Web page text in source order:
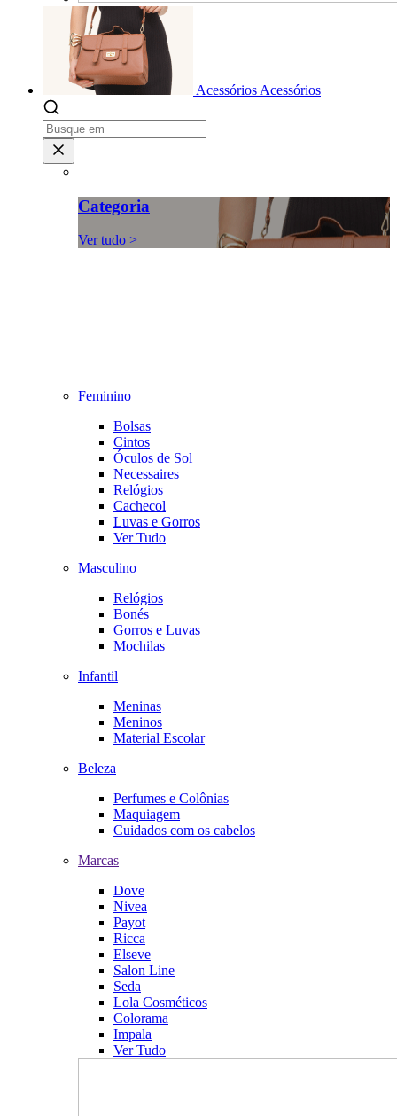
Acessórios Acessórios
Categoria
Ver tudo >
Feminino
Bolsas
Cintos
Óculos de Sol
Necessaires
Relógios
Cachecol
Luvas e Gorros
Ver Tudo
Masculino
Relógios
Bonés
Gorros e Luvas
Mochilas
Infantil
Meninas
Meninos
Material Escolar
Beleza
Perfumes e Colônias
Maquiagem
Cuidados com os cabelos
Marcas
Dove
Nivea
Payot
Ricca
Elseve
Salon Line
Seda
Lola Cosméticos
Colorama
Impala
Ver Tudo